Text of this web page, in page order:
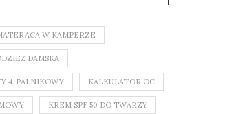
W KAMPERZE
DAMSKA
4-PALNIKOWY KALKULATOR OC
KREM SPF 50 DO TWARZY